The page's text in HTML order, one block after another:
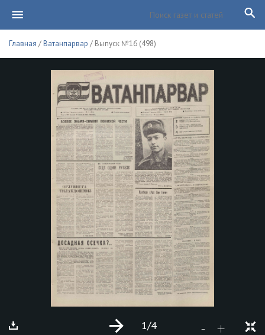
Главная /Ватанпарвар / Выпуск №16 (498)
- +
1/4